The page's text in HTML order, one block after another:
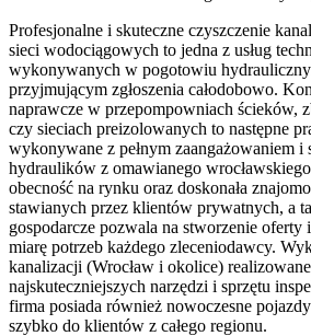
Profesjonalne i skuteczne czyszczenie
sieci wodociągowych to jedna z usług
wykonywanych w pogotowiu
przyjmującym zgłoszenia całodobowo.
naprawcze w przepompowniach ścieków,
czy sieciach preizolowanych to następne
wykonywane z pełnym zaangażowaniem i
hydraulików z omawianego
obecność na rynku oraz doskonała
stawianych przez klientów prywatnych, a
gospodarcze pozwala na stworzenie oferty
miarę potrzeb każdego zleceniodawcy.
kanalizacji (Wrocław i okolice)
najskuteczniejszych narzędzi i sprzętu
firma posiada również nowoczesne
szybko do klientów z całego regionu.